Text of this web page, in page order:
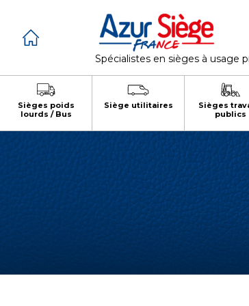
Spécialistes en sièges à usage
Sièges poids
lourds / Bus
Siège utilitaires
Sièges
publics